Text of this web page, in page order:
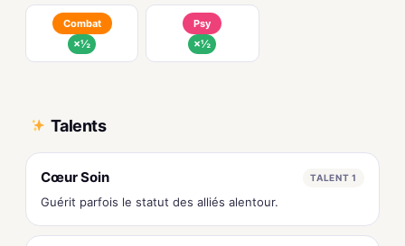
Combat
×½
Psy
×½
Talents
Cœur Soin TALENT 1
Guérit parfois le statut des alliés alentour.